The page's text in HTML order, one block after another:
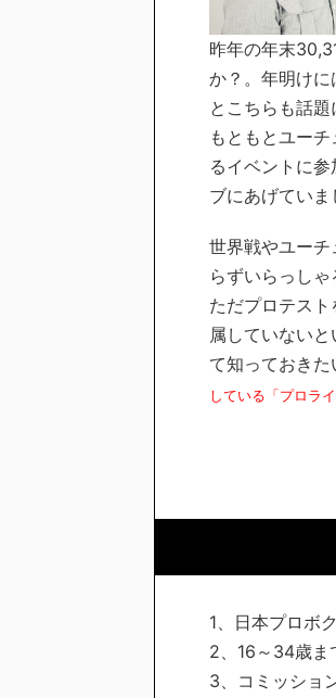
昨年の年末
か？。年明け
とこちらも話題
もともとユー
るイベントに
ブにあげていま
世界戦やユー
らずいらっしゃ
ただプロテス
属していない
て知っておき
している「プロラ
1、日本プロボ
2、16～34歳ま
3、コミッショ